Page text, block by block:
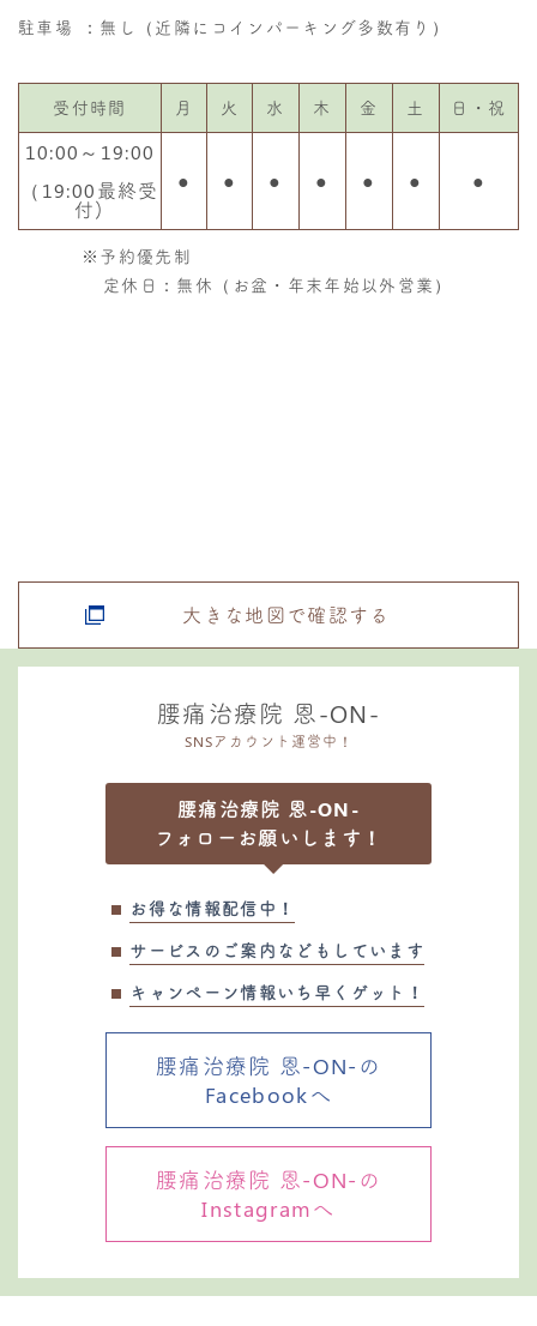
駐車場
：無し（近隣にコインパーキング多数有り）
受付時間 月 火 水 木 金 土 日・祝
10:00～19:00
（19:00最終受
付)
● ● ● ● ● ● ●
※予約優先制
定休日：無休（お盆・年末年始以外営業）
大きな地図で確認する
腰痛治療院 恩-ON-
SNSアカウント運営中！
腰痛治療院 恩-ON-
フォローお願いします！
お得な情報配信中！
サービスのご案内などもしています
キャンペーン情報いち早くゲット！
腰痛治療院 恩-ON-の
Facebookへ
腰痛治療院 恩-ON-の
Instagramへ